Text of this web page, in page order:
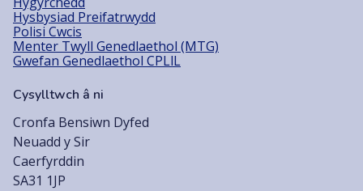
Hysbysiad Preifatrwydd
Polisi Cwcis
Menter Twyll Genedlaethol (MTG)
Gwefan Genedlaethol CPLlL
Cysylltwch â ni
Cronfa Bensiwn Dyfed
Neuadd y Sir
Caerfyrddin
SA31 1JP